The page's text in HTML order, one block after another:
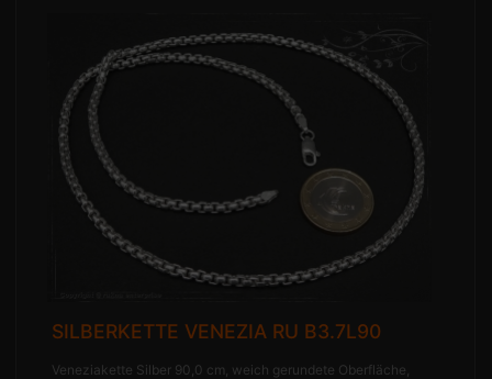
SILBERKETTE VENEZIA RU B3.7L90
Veneziakette Silber 90,0 cm, weich gerundete Oberfläche,